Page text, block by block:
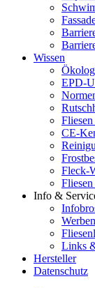
Wissen
EPD-
CE-
Fleck-
Info &
Links
Hersteller
Datenschutz